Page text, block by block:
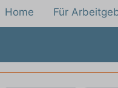
Home Für